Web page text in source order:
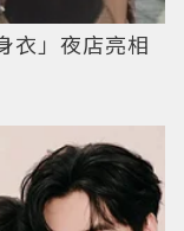
衣」夜店亮相